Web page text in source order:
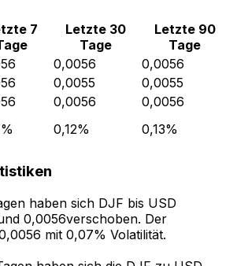
7
Letzte 30
Tage
Letzte 90
Tage
0,0056
0,0056
0,0055
0,0055
0,0056
0,0056
0,12% 0,13%
haben sich DJF bis USD
0,0056verschoben. Der
mit 0,07% Volatilität.